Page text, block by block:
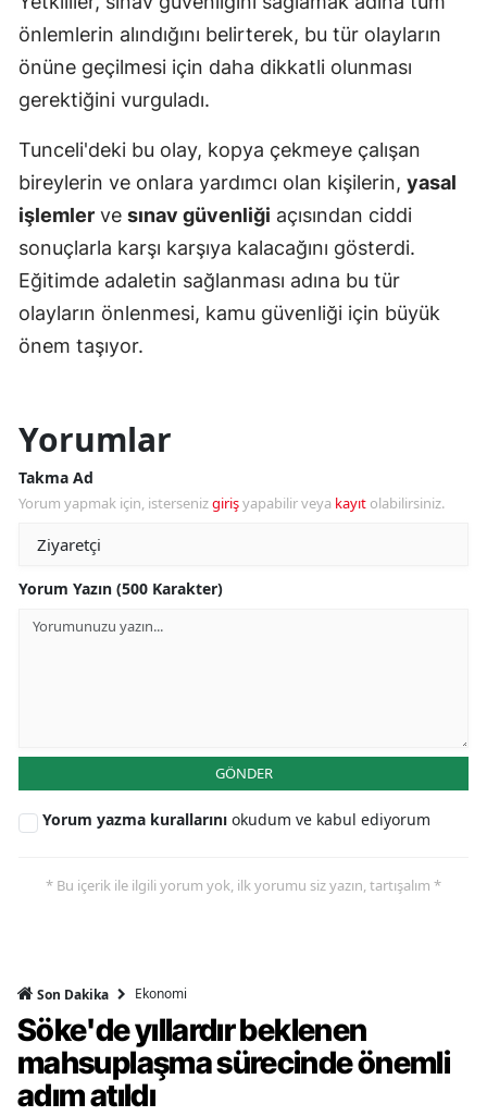
önlemlerin alındığını belirterek, bu tür olayların
önüne geçilmesi için daha dikkatli olunması
gerektiğini vurguladı.
Tunceli'deki bu olay, kopya çekmeye çalışan
bireylerin ve onlara yardımcı olan kişilerin, yasal
işlemler ve sınav güvenliği açısından ciddi
sonuçlarla karşı karşıya kalacağını gösterdi.
Eğitimde adaletin sağlanması adına bu tür
olayların önlenmesi, kamu güvenliği için büyük
önem taşıyor.
Yorumlar
Takma Ad
Yorum yapmak için, istersenizgirişyapabilir veya kayıt olabilirsiniz.
Yorum Yazın (500 Karakter)
GÖNDER
Yorum yazma kurallarını okudum ve kabul ediyorum
* Bu içerik ile ilgili yorum yok, ilk yorumu siz yazın, tartışalım *
Son Dakika Ekonomi
Söke'de yıllardır beklenen
mahsuplaşma sürecinde önemli
adım atıldı